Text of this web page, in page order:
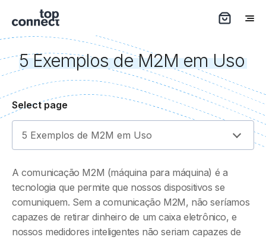
5 Exemplos de M2M em Uso
Select page
5 Exemplos de M2M em Uso
A comunicação M2M (máquina para máquina) é a
tecnologia que permite que nossos dispositivos se
comuniquem. Sem a comunicação M2M, não seríamos
capazes de retirar dinheiro de um caixa eletrônico, e
nossos medidores inteligentes não seriam capazes de